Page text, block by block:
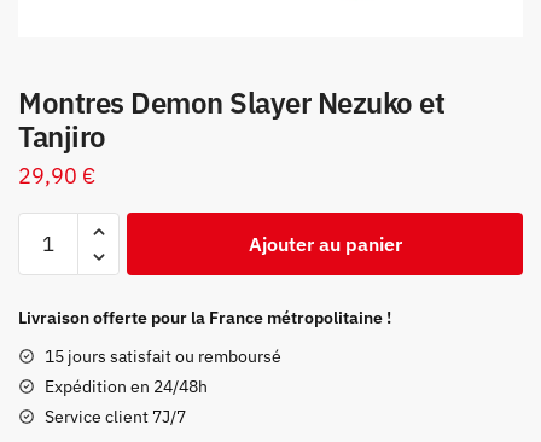
Montres Demon Slayer Nezuko et
Tanjiro
29,90 €
Demon
Nezuko
et
Tanjiro
Ajouter au panier
Livraison offerte pour la France métropolitaine !
15 jours satisfait ou remboursé
Expédition en 24/48h
Service client 7J/7